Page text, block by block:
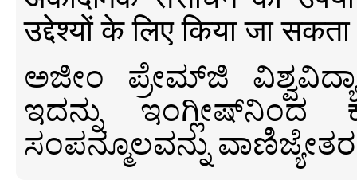
उद्देश्यों के लिए किया जा
ಅಜೀಂ ಪ್ರೇಮ್‍ಜಿ
ಇದನ್ನು ಇಂಗ್ಲೀಷ್‍ನಿಂದ
ಸಂಪನ್ಮೂಲವನ್ನು